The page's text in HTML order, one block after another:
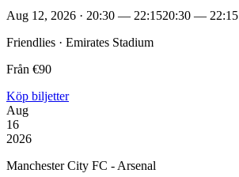
Aug 12, 2026 · 20:30 — 22:1520:30 — 22:15
Friendlies · Emirates Stadium
Från €90
Köp biljetter
Aug
16
2026
Manchester City FC - Arsenal